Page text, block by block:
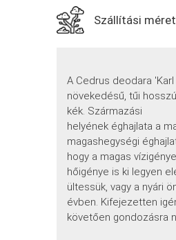
Szállítási
A Cedrus deodara
növekedésű, tűi
kék. Származási
helyének éghajlata a
magashegységi
hogy a magas
hőigénye is ki legyen
ültessük, vagy a nyári
évben. Kifejezetten
követően gondozásra